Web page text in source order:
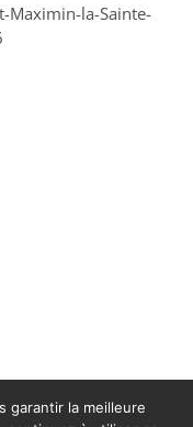
la-Sainte-
garantir la meilleure